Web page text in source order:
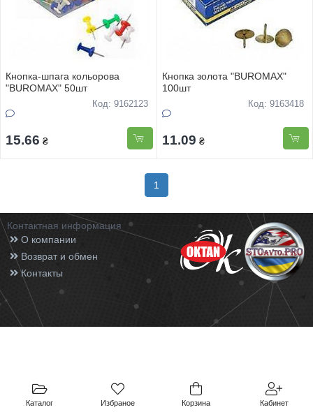
Каталог Избраное Корзина Кабинет
Кнопка-шпага кольорова
"BUROMAX" 50шт
Код: 9162123
15.66 ₴
Кнопка золота "BUROMAX"
100шт
Код: 9163418
11.09 ₴
1
Контактная информация
О компании
Возврат и обмен
Контакты